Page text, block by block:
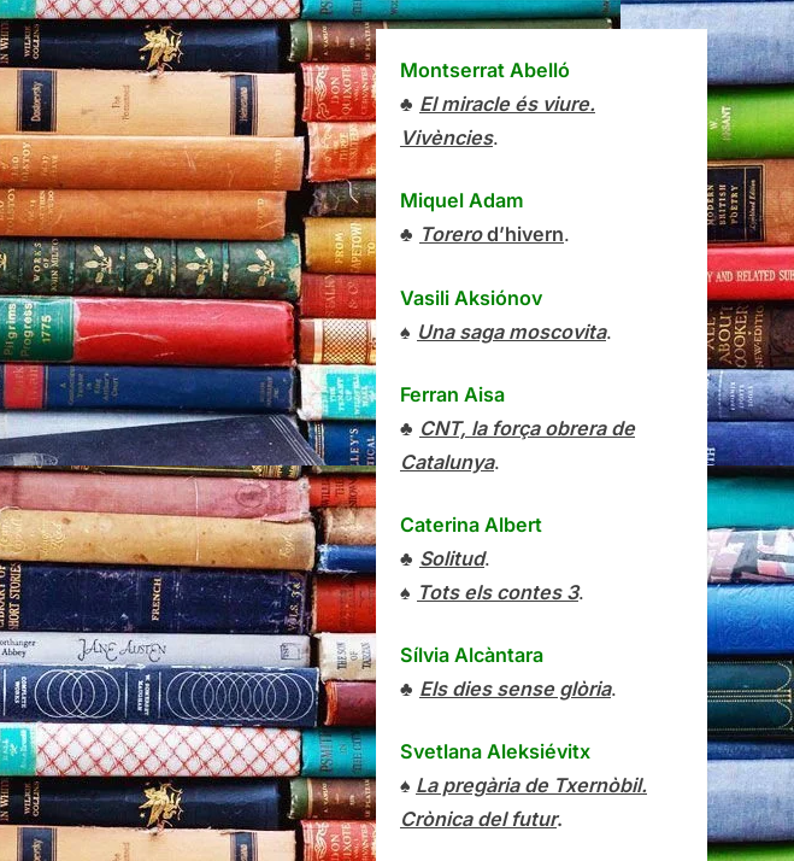
Montserrat Abelló
♣ El miracle és viure.
Vivències.
Miquel Adam
♣ Torerod’hivern.
Vasili Aksiónov
♠ Una saga moscovita.
Ferran Aisa
♣ CNT, la força obrera de
Catalunya.
Caterina Albert
♣ Solitud.
♠ Tots els contes 3.
Sílvia Alcàntara
♣ Els dies sense glòria.
Svetlana Aleksiévitx
♠ La pregària de Txernòbil.
Crònica del futur.